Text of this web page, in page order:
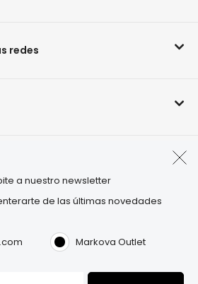
redes
a nuestro newsletter
de las últimas novedades
Markova Outlet